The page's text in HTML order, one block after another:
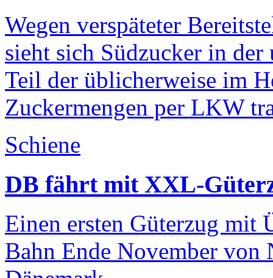
Wegen verspäteter
sieht sich Südzucker in
Teil der üblicherweise im
Zuckermengen per LKW
Schiene
DB fährt mit XXL-
Einen ersten Güterzug mit
Bahn Ende November von